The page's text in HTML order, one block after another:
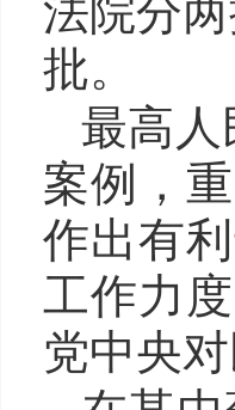
法院分
批。
最高人
案例，
作出有
工作力
党中央